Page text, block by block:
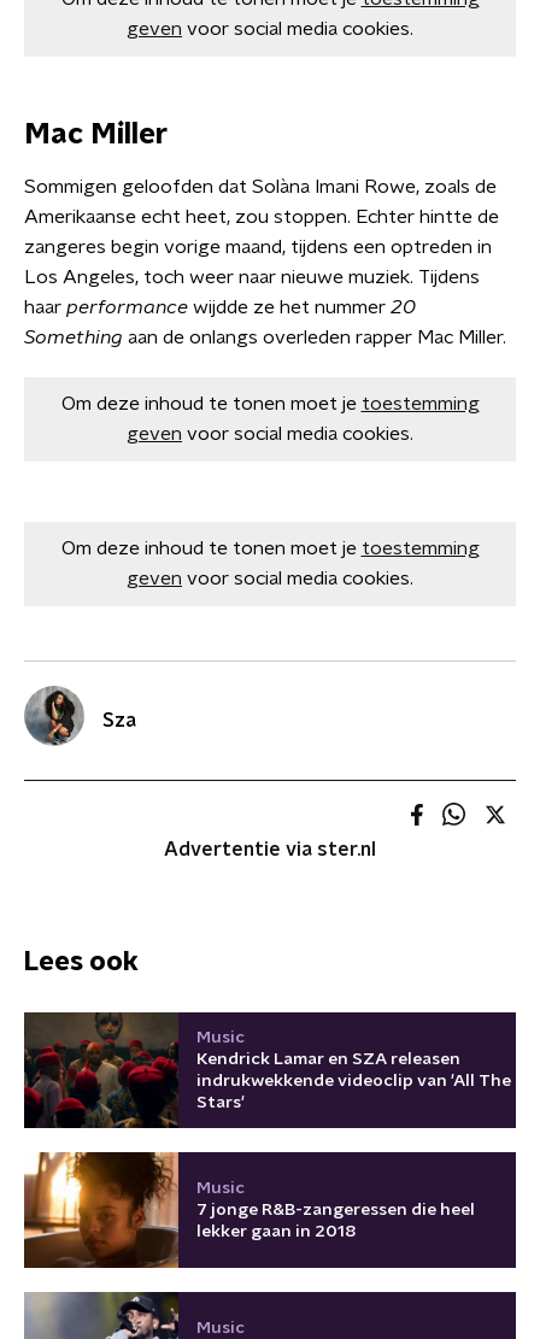
geven voor social media cookies.
Mac Miller
Sommigen geloofden dat Solàna Imani Rowe, zoals de
Amerikaanse echt heet, zou stoppen. Echter hintte de
zangeres begin vorige maand, tijdens een optreden in
Los Angeles, toch weer naar nieuwe muziek. Tijdens
haar performance wijdde ze het nummer 20
Something aan de onlangs overleden rapper Mac Miller.
Om deze inhoud te tonen moet je toestemming
geven voor social media cookies.
Om deze inhoud te tonen moet je toestemming
geven voor social media cookies.
Sza
Advertentie via ster.nl
Lees ook
Music
Kendrick Lamar en SZA releasen
indrukwekkende videoclip van 'All The
Stars'
Music
7 jonge R&B-zangeressen die heel
lekker gaan in 2018
Music